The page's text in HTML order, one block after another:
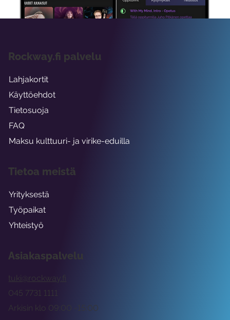
Asiakaspalvelu
tuki@rockway.fi
Arkisin klo 09:00 -15:00
045 7731 1111
Rockway.fi palvelu
Lahjakortit
Käyttöehdot
Tietosuoja
FAQ
Maksu kulttuuri- ja virike-eduilla
Tietoa meistä
Yrityksestä
Työpaikat
Yhteistyö